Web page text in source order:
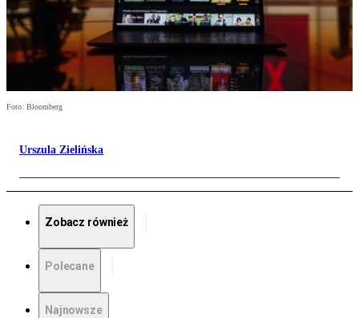
Foto: Bloomberg
Urszula Zielińska
Zobacz również
Polecane
Najnowsze